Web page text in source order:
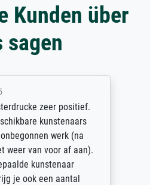
Kunden über
sagen
zeer positief.
kunstenaars
werk (na
weer van voor af aan).
kunstenaar
je ook een aantal